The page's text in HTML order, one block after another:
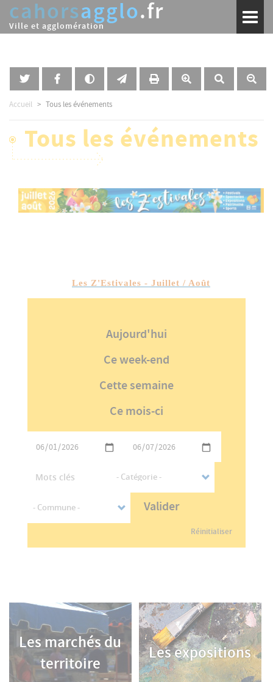
Aller
contenu
cahorsagglo.fr
Ville et agglomération
Accueil Tous les événements
Tous les événements
Image
Les Z'Estivales - Juillet / Août
Aujourd'hui
Ce week-end
Cette semaine
Ce mois-ci
Valider
Réinitialiser
Les marchés du
territoire
Les expositions